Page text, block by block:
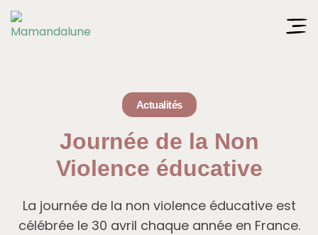
Actualités
Journée de la Non
Violence éducative
La journée de la non violence éducative est
célébrée le 30 avril chaque année en France.